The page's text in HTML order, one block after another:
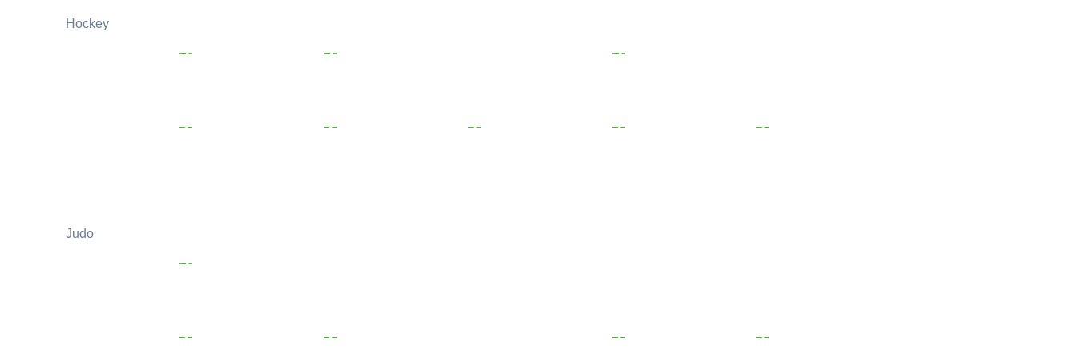
Hockey
Judo